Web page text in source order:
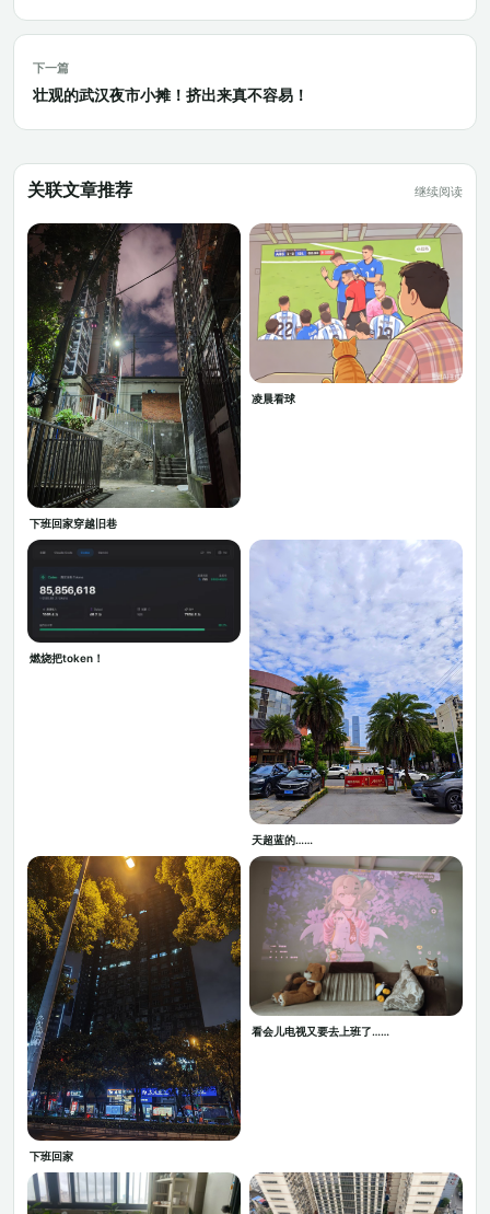
下一篇
壮观的武汉夜市小摊！挤出来真不容易！
关联文章推荐 继续阅读
下班回家穿越旧巷
凌晨看球
燃烧把token！
天超蓝的……
下班回家
看会儿电视又要去上班了……